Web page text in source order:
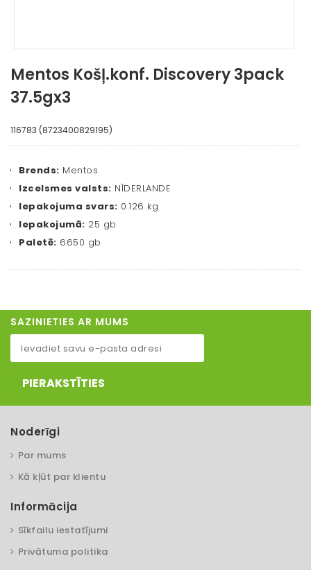
Mentos Košļ.konf. Discovery 3pack
37.5gx3
116783 (8723400829195)
Brends: Mentos
Izcelsmes valsts: NĪDERLANDE
Iepakojuma svars: 0.126 kg
Iepakojumā: 25 gb
Paletē: 6650 gb
SAZINIETIES AR MUMS
PIERAKSTĪTIES
Noderīgi
Par mums
Kā kļūt par klientu
Informācija
Sīkfailu iestatījumi
Privātuma politika